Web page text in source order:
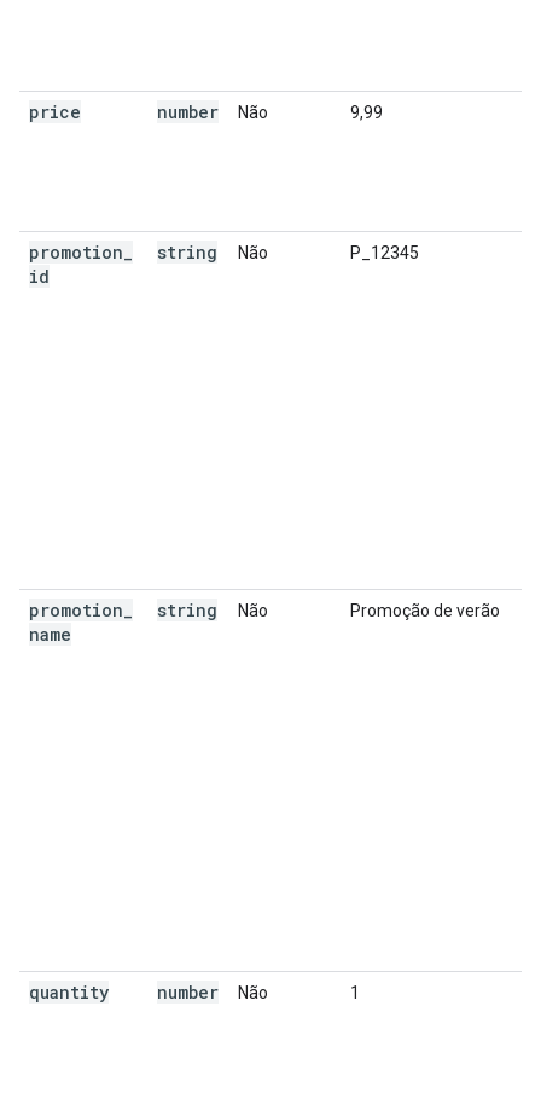
price number Não 9,99
promotion
id
string Não P_12345
promotion
name
string Não Promoção de verão
quantity number Não 1